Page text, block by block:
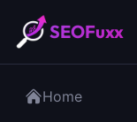
SEOFuxx
Home